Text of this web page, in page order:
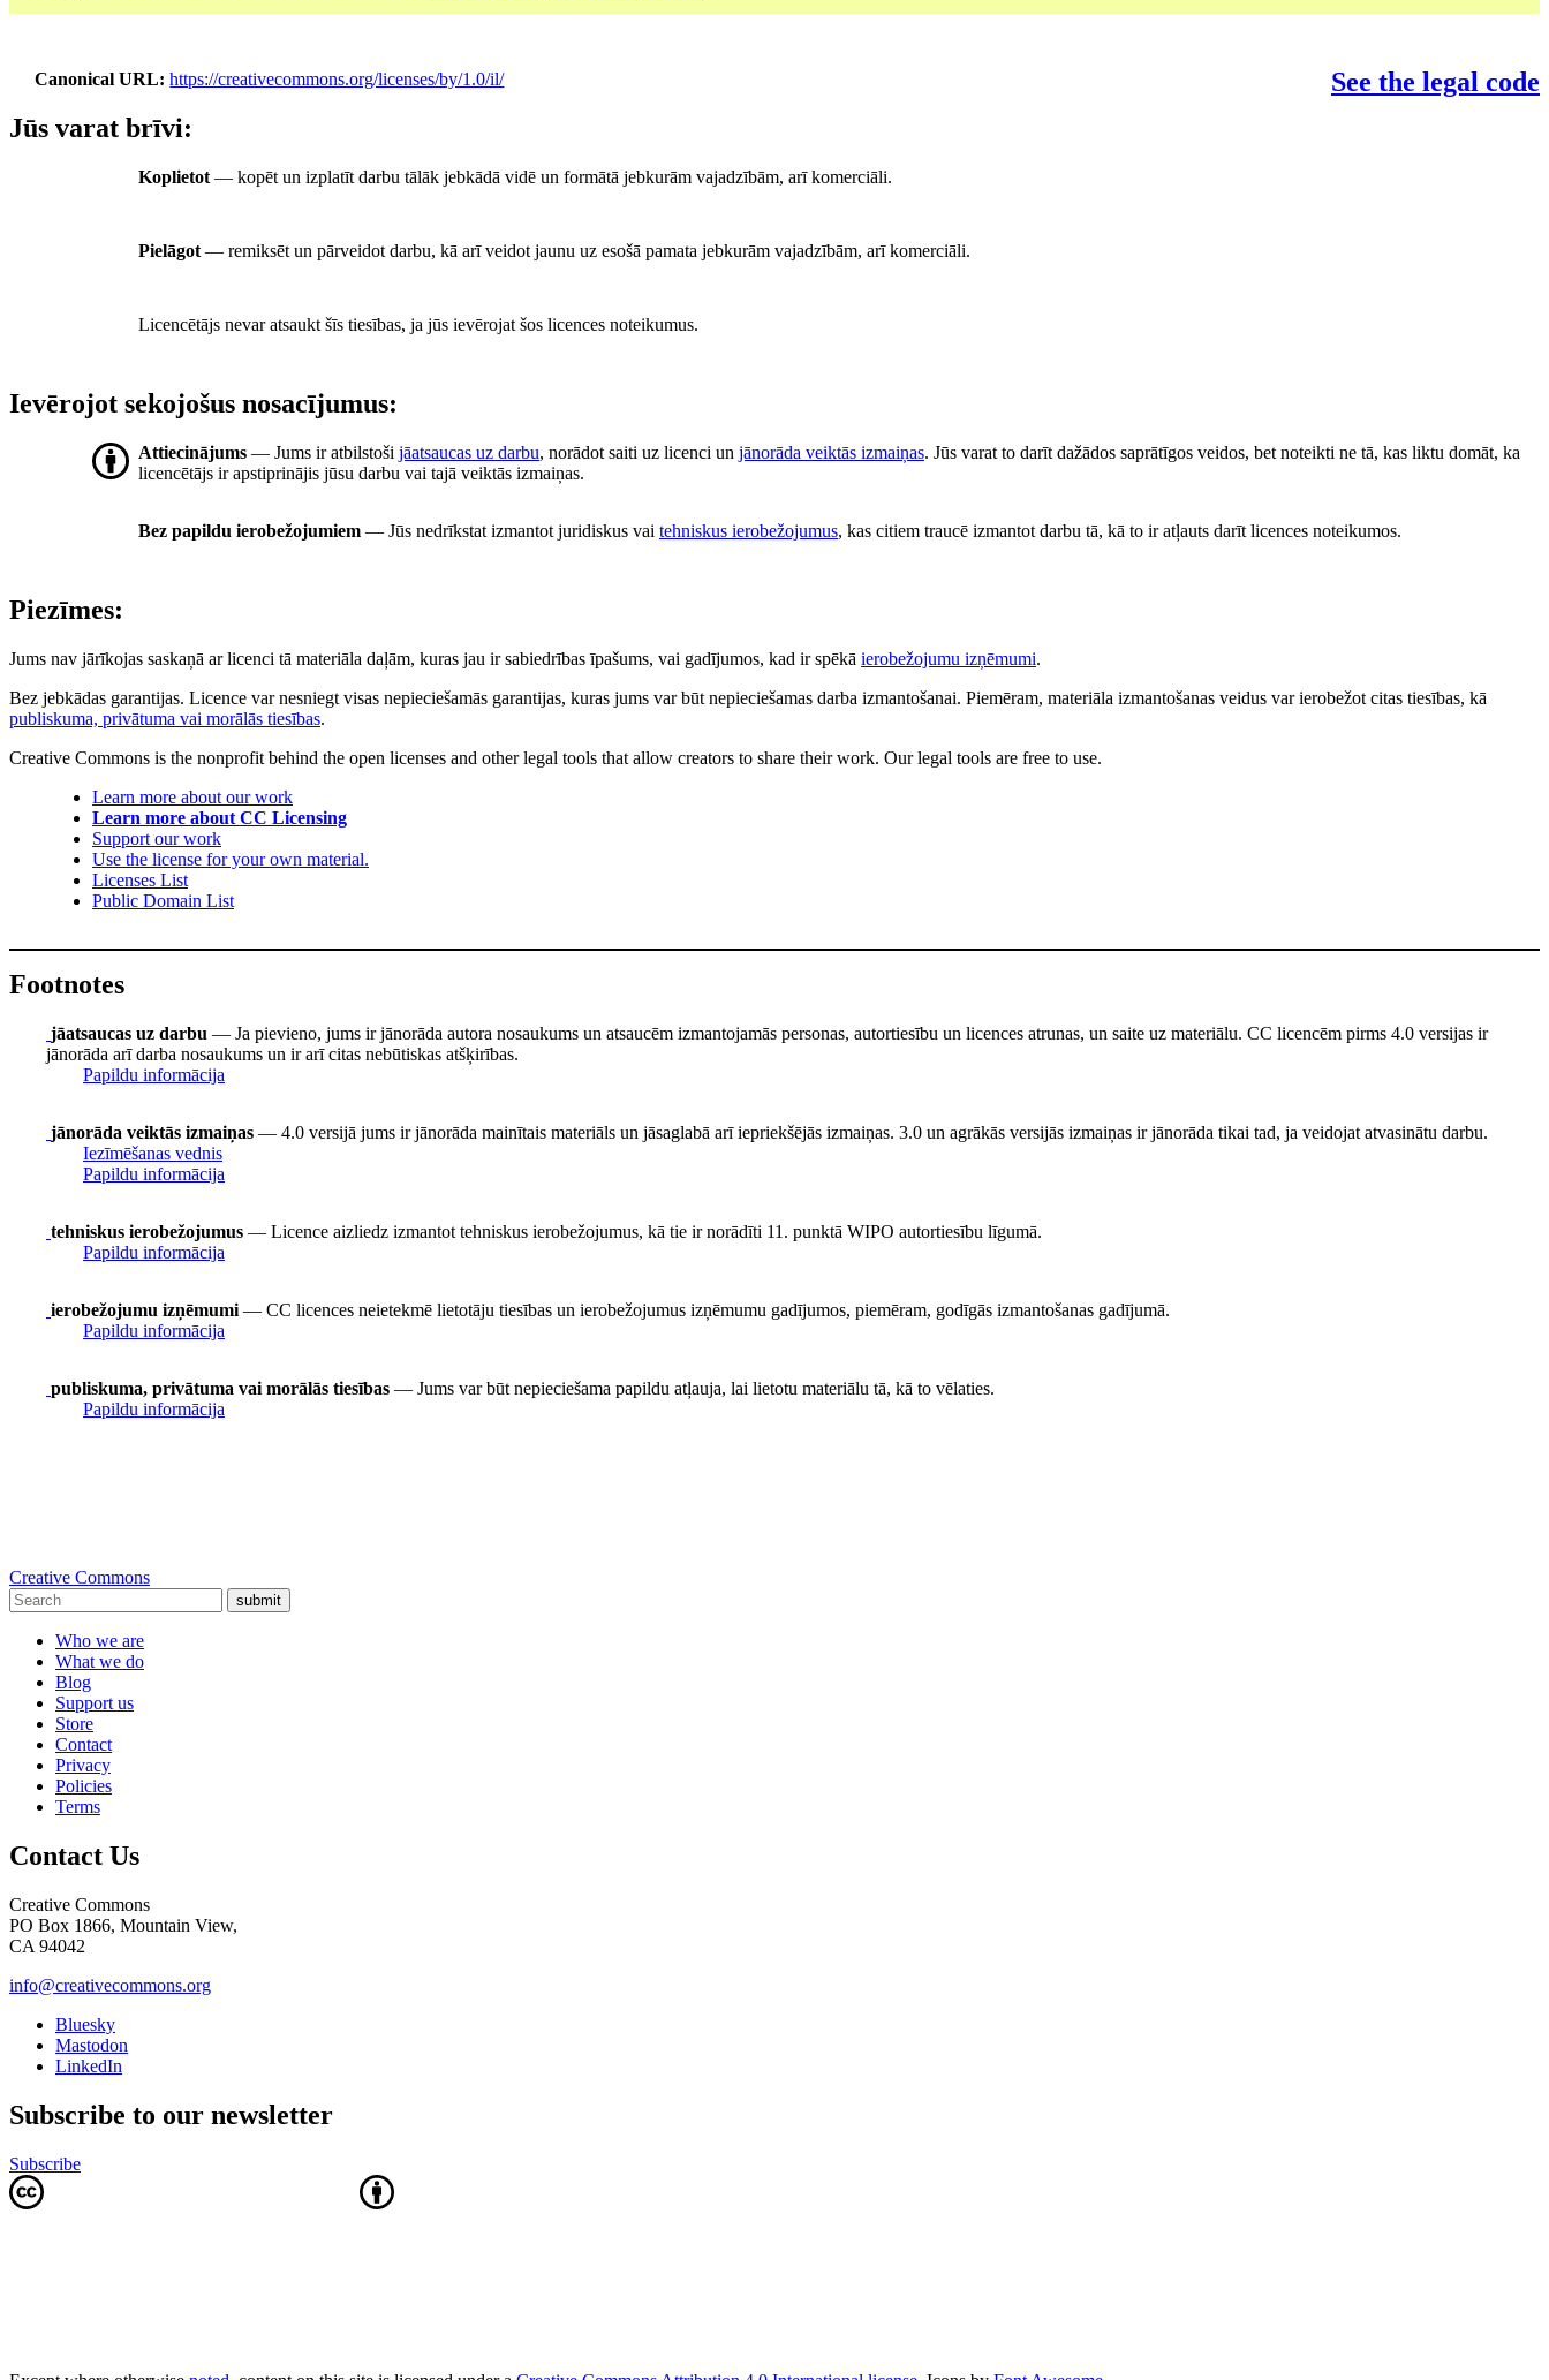
Canonical URL https://creativecommons.org/licenses/by/1.0/il/
See the legal code
Jūs varat brīvi:
Koplietot — kopēt un izplatīt darbu tālāk jebkādā vidē un formātā jebkurām vajadzībām, arī komerciāli.
Pielāgot — remiksēt un pārveidot darbu, kā arī veidot jaunu uz esošā pamata jebkurām vajadzībām, arī komerciāli.
Licencētājs nevar atsaukt šīs tiesības, ja jūs ievērojat šos licences noteikumus.
Ievērojot sekojošus nosacījumus:
Attiecinājums — Jums ir atbilstoši jāatsaucas uz darbu, norādot saiti uz licenci un jānorāda veiktās izmaiņas. Jūs varat to darīt dažādos saprātīgos veidos, bet noteikti ne tā, kas liktu domāt, ka
licencētājs ir apstiprinājis jūsu darbu vai tajā veiktās izmaiņas.
Bez papildu ierobežojumiem — Jūs nedrīkstat izmantot juridiskus vai tehniskus ierobežojumus, kas citiem traucē izmantot darbu tā, kā to ir atļauts darīt licences noteikumos.
Piezīmes:
Jums nav jārīkojas saskaņā ar licenci tā materiāla daļām, kuras jau ir sabiedrības īpašums, vai gadījumos, kad ir spēkā ierobežojumu izņēmumi.
Bez jebkādas garantijas. Licence var nesniegt visas nepieciešamās garantijas, kuras jums var būt nepieciešamas darba izmantošanai. Piemēram, materiāla izmantošanas veidus var ierobežot citas tiesības, kā
publiskuma, privātuma vai morālās tiesības.
Creative Commons is the nonprofit behind the open licenses and other legal tools that allow creators to share their work. Our legal tools are free to use.
Learn more about our work
Learn more about CC Licensing
Support our work
Use the license for your own material.
Licenses List
Public Domain List
Footnotes
jāatsaucas uz darbu — Ja pievieno, jums ir jānorāda autora nosaukums un atsaucēm izmantojamās personas, autortiesību un licences atrunas, un saite uz materiālu. CC licencēm pirms 4.0 versijas ir
jānorāda arī darba nosaukums un ir arī citas nebūtiskas atšķirības.
Papildu informācija
jānorāda veiktās izmaiņas — 4.0 versijā jums ir jānorāda mainītais materiāls un jāsaglabā arī iepriekšējās izmaiņas. 3.0 un agrākās versijās izmaiņas ir jānorāda tikai tad, ja veidojat atvasinātu darbu.
Iezīmēšanas vednis
Papildu informācija
tehniskus ierobežojumus — Licence aizliedz izmantot tehniskus ierobežojumus, kā tie ir norādīti 11. punktā WIPO autortiesību līgumā.
Papildu informācija
ierobežojumu izņēmumi — CC licences neietekmē lietotāju tiesības un ierobežojumus izņēmumu gadījumos, piemēram, godīgās izmantošanas gadījumā.
Papildu informācija
publiskuma, privātuma vai morālās tiesības — Jums var būt nepieciešama papildu atļauja, lai lietotu materiālu tā, kā to vēlaties.
Papildu informācija
Creative Commons
submit
Who we are
What we do
Blog
Support us
Store
Contact
Privacy
Policies
Terms
Contact Us
Creative Commons
PO Box 1866, Mountain View,
CA 94042
info@creativecommons.org
Bluesky
Mastodon
LinkedIn
Subscribe to our newsletter
Subscribe